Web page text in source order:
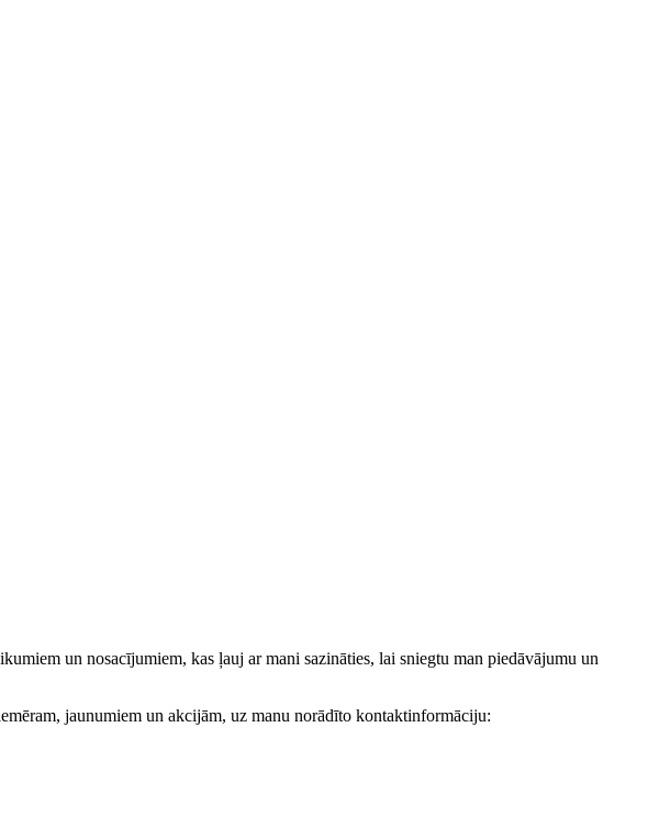
un nosacījumiem, kas ļauj ar mani sazināties, lai sniegtu man piedāvājumu un
jaunumiem un akcijām, uz manu norādīto kontaktinformāciju: